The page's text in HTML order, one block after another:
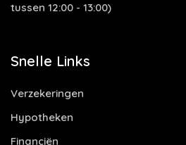
tussen 12:00 - 13:00)
Snelle Links
Verzekeringen
Hypotheken
Financiën